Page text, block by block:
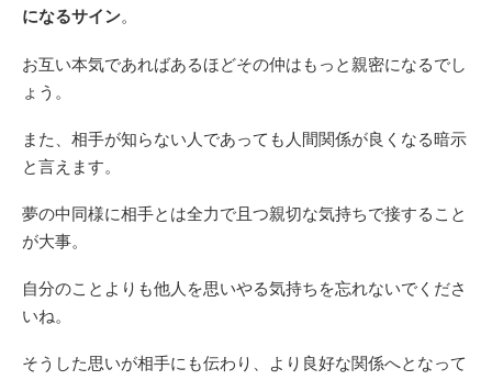
になるサイン。
お互い本気であればあるほどその仲はもっと親密になるでし
ょう。
また、相手が知らない人であっても人間関係が良くなる暗示
と言えます。
夢の中同様に相手とは全力で且つ親切な気持ちで接すること
が大事。
自分のことよりも他人を思いやる気持ちを忘れないでくださ
いね。
そうした思いが相手にも伝わり、より良好な関係へとなって